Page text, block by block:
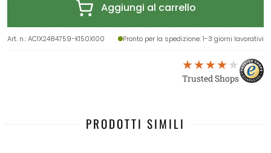
Aggiungi al carrello
Art. n.:AC1X2484759-K150X100 Pronto per la spedizione: 1-3 giorni lavorativi
Trusted Shops
PRODOTTI SIMILI